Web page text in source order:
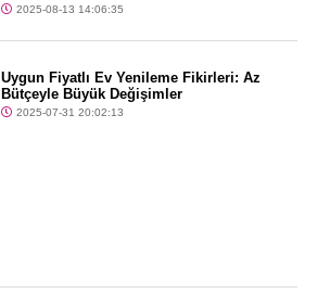
2025-08-13 14:06:35
Uygun Fiyatlı Ev Yenileme Fikirleri: Az
Bütçeyle Büyük Değişimler
2025-07-31 20:02:13